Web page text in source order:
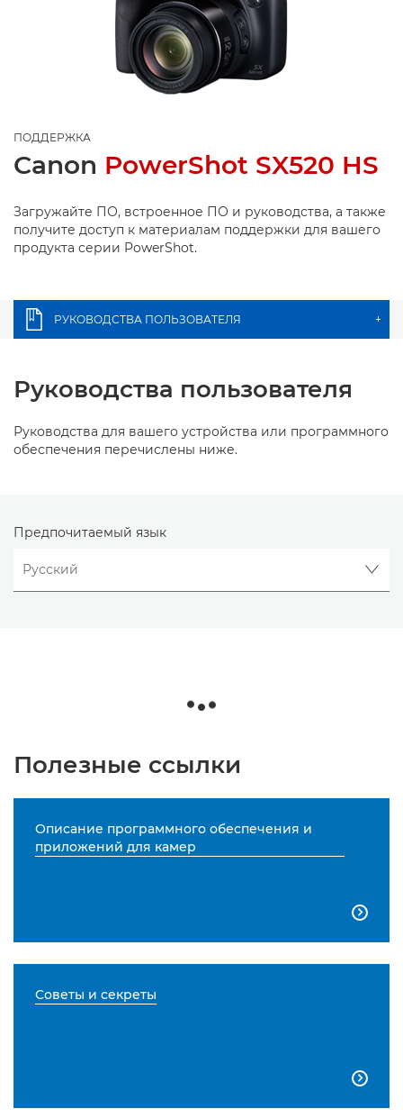
ПОДДЕРЖКА
Canon PowerShot SX520 HS
Загружайте ПО, встроенное ПО и руководства, а также
получите доступ к материалам поддержки для вашего
продукта серии PowerShot.
РУКОВОДСТВА ПОЛЬЗОВАТЕЛЯ +
Руководства пользователя
Руководства для вашего устройства или программного
обеспечения перечислены ниже.
Предпочитаемый язык
Полезные ссылки
Описание программного обеспечения и
приложений для камер

Советы и секреты
